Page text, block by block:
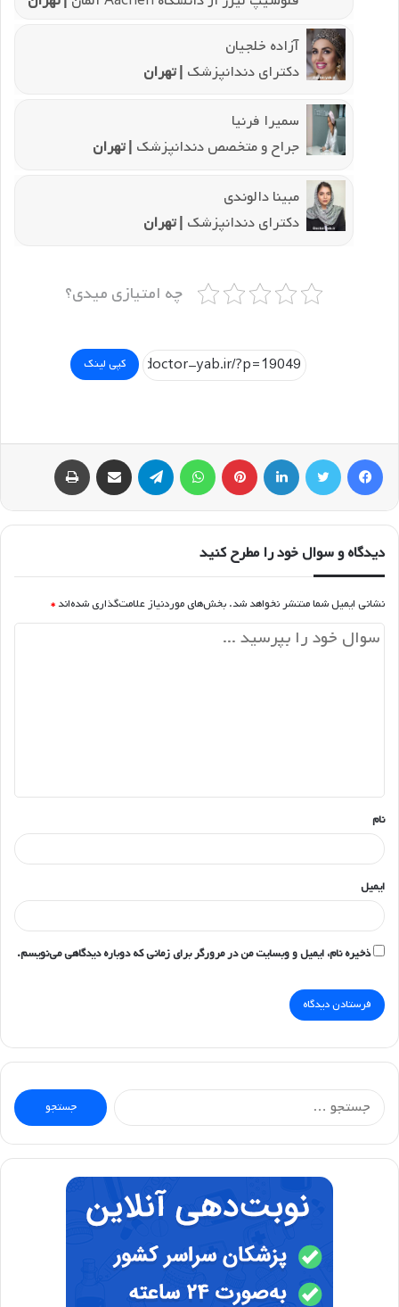
آزاده خلجیان
دکترای دندانپزشک | تهران
سمیرا فرنیا
جراح و متخصص دندانپزشک | تهران
مبینا دالوندی
دکترای دندانپزشک | تهران
چه امتیازی میدی؟
کپی لینک
فیسبوک توییتر لینکداین پینتریست تلگرام اشتراک گذاری با ایمیل
دیدگاه و سوال خود را مطرح کنید
نشانی ایمیل شما منتشر نخواهد شد. بخش‌های موردنیاز علامت‌گذاری شده‌اند *
*
نام
ایمیل
ذخیره نام، ایمیل و وبسایت من در مرورگر برای زمانی که دوباره دیدگاهی می‌نویسم.
جستجو
برای: